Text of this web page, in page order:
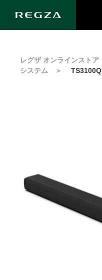
レグザ オンラインストア
システム ＞ TS3100Q